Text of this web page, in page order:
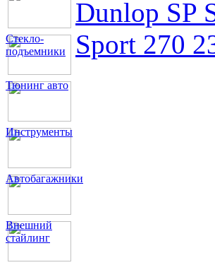
Стекло-
подъемники
Тюнинг авто
Инструменты
Автобагажники
Внешний
стайлинг
Dunlop SP
Sport 270